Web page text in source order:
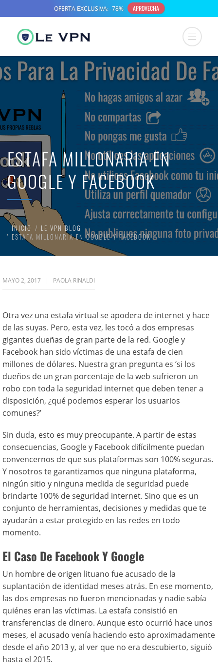
ESTAFA MILLONARIA EN
GOOGLE Y FACEBOOK
INICIO
LE VPN BLOG
ESTAFA MILLONARIA EN GOOGLE Y FACEBOOK
MAYO 2, 2017 PAOLA RINALDI
Otra vez una estafa virtual se apodera de internet y hace
de las suyas. Pero, esta vez, les tocó a dos empresas
gigantes dueñas de gran parte de la red. Google y
Facebook han sido víctimas de una estafa de cien
millones de dólares. Nuestra gran pregunta es ‘si los
dueños de un gran porcentaje de la web sufrieron un
robo con toda la seguridad internet que deben tener a
disposición, ¿qué podemos esperar los usuarios
comunes?’
Sin duda, esto es muy preocupante. A partir de estas
consecuencias, Google y Facebook difícilmente puedan
convencernos de que sus plataformas son 100% seguras.
Y nosotros te garantizamos que ninguna plataforma,
ningún sitio y ninguna medida de seguridad puede
brindarte 100% de seguridad internet. Sino que es un
conjunto de herramientas, decisiones y medidas que te
ayudarán a estar protegido en las redes en todo
momento.
El Caso De Facebook Y Google
Un hombre de origen lituano fue acusado de la
suplantación de identidad meses atrás. En ese momento,
las dos empresas no fueron mencionadas y nadie sabía
quiénes eran las víctimas. La estafa consistió en
transferencias de dinero. Aunque esto ocurrió hace unos
meses, el acusado venía haciendo esto aproximadamente
desde el año 2013 y, al ver que no era descubierto, siguió
hasta el 2015.